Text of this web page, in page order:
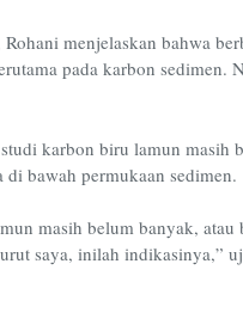
Rohani menjelaskan bahwa
pada karbon sedimen.
karbon biru lamun masih
bawah permukaan sedimen.
masih belum banyak,
saya, inilah indikasinya,”